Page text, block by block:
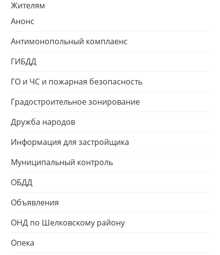
Жителям
Анонс
Антимонопольный комплаенс
ГИБДД
ГО и ЧС и пожарная безопасность
Градостроительное зонирование
Дружба народов
Информация для застройщика
Муниципальный контроль
ОБДД
Объявления
ОНД по Шелковскому району
Опека